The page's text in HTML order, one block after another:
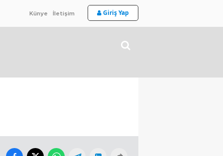
Künye İletişim Giriş Yap